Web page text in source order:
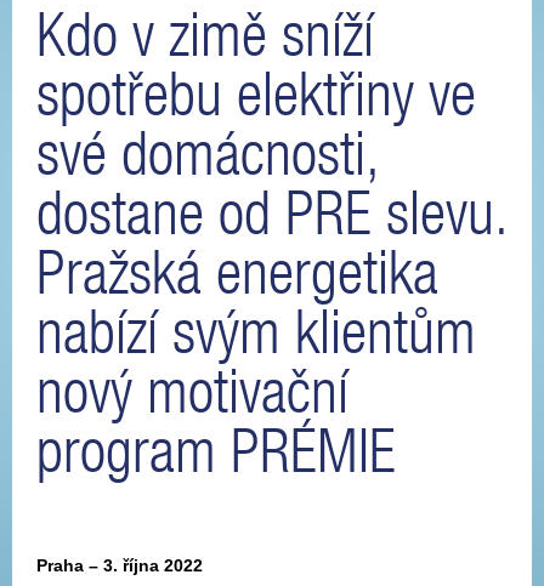
Kdo v zimě sníží
spotřebu elektřiny ve
své domácnosti,
dostane od PRE slevu.
Pražská energetika
nabízí svým klientům
nový motivační
program PRÉMIE
Praha – 3. října 2022